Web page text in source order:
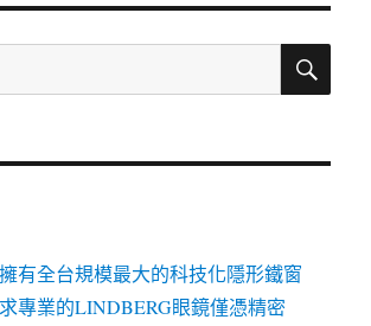
搜
有全台規模最大的科技化隱形鐵窗
專業的LINDBERG眼鏡僅憑精密